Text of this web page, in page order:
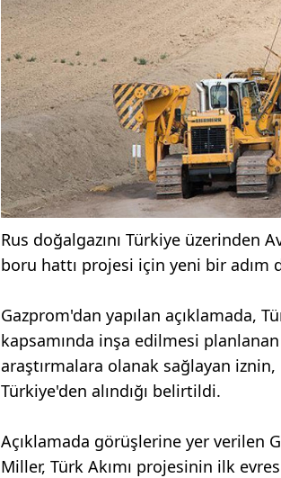
Rus doğalgazını Türkiye üzerinden
boru hattı projesi için yeni bir adım
Gazprom'dan yapılan açıklamada,
kapsamında inşa edilmesi
araştırmalara olanak sağlayan
Türkiye'den alındığı belirtildi.
Açıklamada görüşlerine yer verilen
Miller, Türk Akımı projesinin ilk